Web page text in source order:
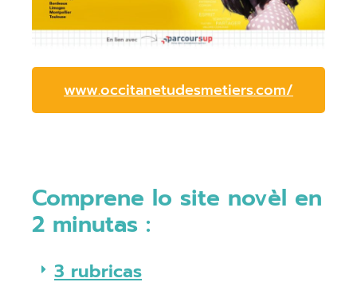
www.occitanetudesmetiers.com/
Comprene lo site novèl en
2 minutas :
3 rubricas